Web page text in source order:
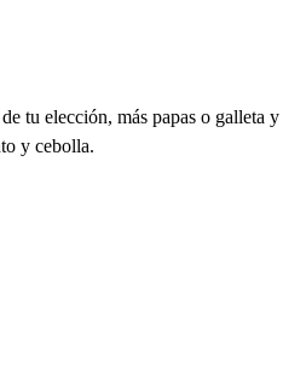
tu elección, más papas o galleta y
y cebolla.